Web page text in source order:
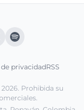
privacidadRSS
Prohibida su